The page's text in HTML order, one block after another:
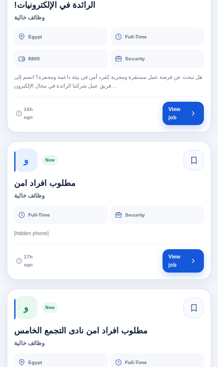
الرائدة في الإلكترونيات!
وظائف خالية
Egypt Full-Time
8800 Security
هل تبحث عن فرصة عمل مستقرة ومجزية كفرد أمن في بيئة داعمة ومحفزة؟ انضم إلى
16h
ago
View
job
و New
مطلوب افراد امن
وظائف خالية
Full-Time Security
[hidden phone]
17h
ago
View
job
و New
مطلوب افراد امن نادى التجمع الخامس
وظائف خالية
Egypt Full-Time